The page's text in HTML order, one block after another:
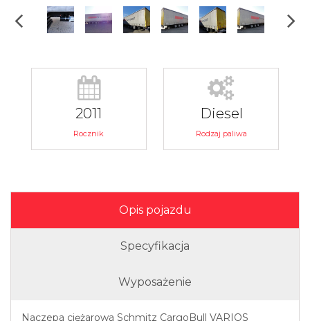
2011
Rocznik
Diesel
Rodzaj paliwa
Opis pojazdu
Specyfikacja
Wyposażenie
Naczepa ciężarowa Schmitz CargoBull VARIOS